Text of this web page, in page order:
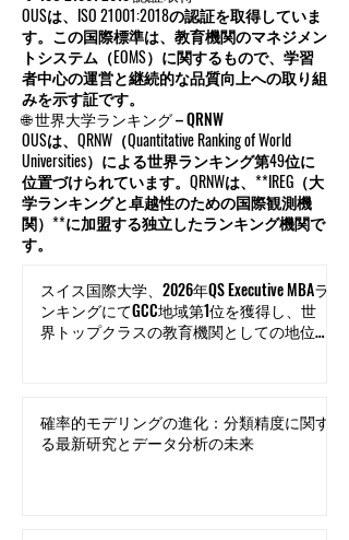
OUSは、ISO 21001:2018の認証を取得していま
す。この国際標準は、教育機関のマネジメン
トシステム（EOMS）に関するもので、学習
者中心の運営と継続的な品質向上への取り組
みを示す証です。
🌐 世界大学ランキング – QRNW
OUSは、QRNW（Quantitative Ranking of World
Universities）による世界ランキング第49位に
位置づけられています。QRNWは、**IREG（大
学ランキングと卓越性のための国際観測機
関）**に加盟する独立したランキング機関で
す。
スイス国際大学、2026年QS Executive MBAラ
ンキングにてGCC地域第1位を獲得し、世
界トップクラスの教育機関としての地位を
確率的モデリングの進化：分類精度に関す
る最新研究とデータ分析の未来